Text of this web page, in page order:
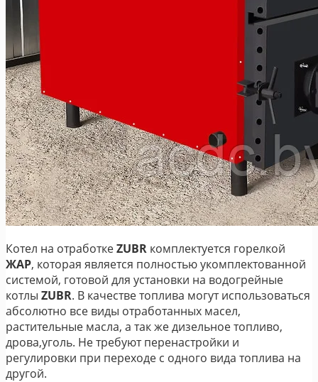
Котел на отработкеZUBR комплектуется горелкой
ЖАР, которая является полностью укомплектованной
системой, готовой для установки на водогрейные
котлы ZUBR. В качестве топлива могут использоваться
абсолютно все виды отработанных масел,
растительные масла, а так же дизельное топливо,
дрова,уголь. Не требуют перенастройки и
регулировки при переходе с одного вида топлива на
другой.